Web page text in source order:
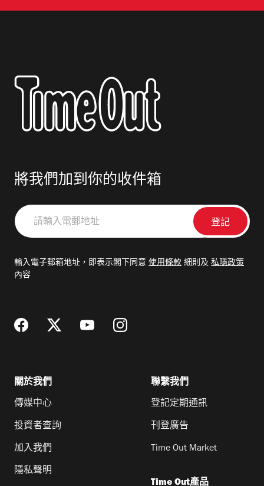
將我們加到你的收件箱
請
輸
郵
輸入電子郵箱地址，即表示閣下同意 使用條款 細則及 私隱政策
內容
關於我們
傳媒中心
投資者查詢
加入我們
隱私聲明
聯繫我們
登記定期通訊
刊登廣告
Time Out Market
Time Out產品